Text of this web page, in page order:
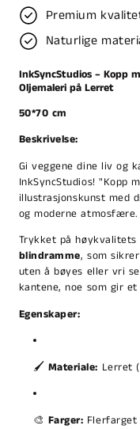
Premium
Naturlige
InkSyncStudios – Kopp
Oljemaleri på Lerret
50*70 cm
Beskrivelse:
Gi veggene dine liv og
InkSyncStudios! "Kopp
illustrasjonskunst med
og moderne atmosfære.
Trykket på
blindramme, som
uten å bøyes eller vri
kantene, noe som gir
Egenskaper:
🖌️ Materiale: Lerret
🎨 Farger: